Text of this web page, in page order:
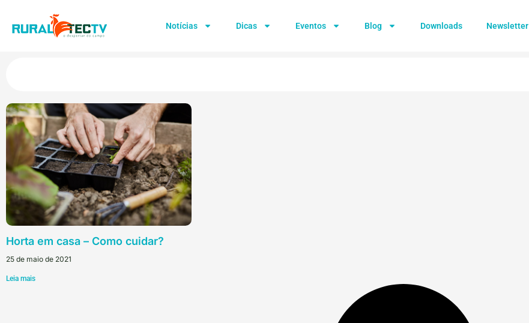
Notícias Dicas Eventos Blog Downloads Newsletter
Horta em casa – Como cuidar?
25 de maio de 2021
Leia mais